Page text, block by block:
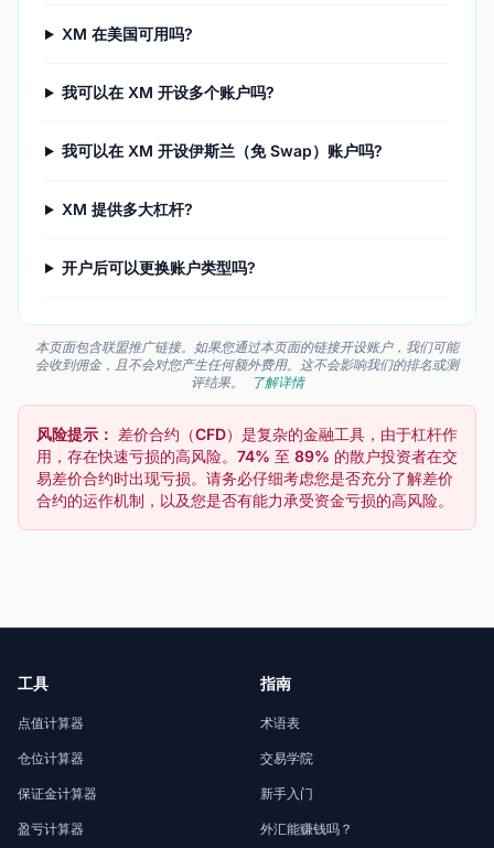
XM 在美国可用吗?
我可以在 XM 开设多个账户吗?
我可以在 XM 开设伊斯兰（免 Swap）账户吗?
XM 提供多大杠杆?
开户后可以更换账户类型吗?
本页面包含联盟推广链接。如果您通过本页面的链接开设账户，我们可能
会收到佣金，且不会对您产生任何额外费用。这不会影响我们的排名或测
评结果。
了解详情
风险提示： 差价合约（CFD）是复杂的金融工具，由于杠杆作
用，存在快速亏损的高风险。74% 至 89% 的散户投资者在交
易差价合约时出现亏损。请务必仔细考虑您是否充分了解差价
合约的运作机制，以及您是否有能力承受资金亏损的高风险。
工具
点值计算器
仓位计算器
保证金计算器
盈亏计算器
指南
术语表
交易学院
新手入门
外汇能赚钱吗？